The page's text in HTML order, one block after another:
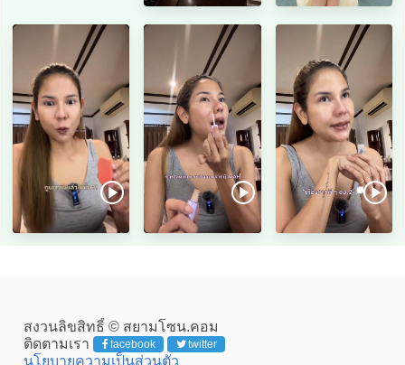
สงวนลิขสิทธิ์ © สยามโซน.คอม
ติดตามเรา
facebook twitter
นโยบายความเป็นส่วนตัว